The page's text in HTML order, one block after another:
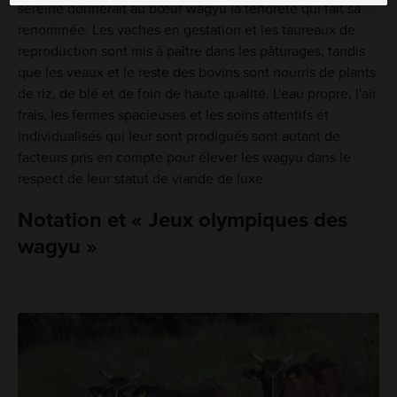
sereine donnerait au bœuf wagyu la tendreté qui fait sa
renommée. Les vaches en gestation et les taureaux de
reproduction sont mis à paître dans les pâturages, tandis
que les veaux et le reste des bovins sont nourris de plants
de riz, de blé et de foin de haute qualité. L'eau propre, l'air
frais, les fermes spacieuses et les soins attentifs et
individualisés qui leur sont prodigués sont autant de
facteurs pris en compte pour élever les wagyu dans le
respect de leur statut de viande de luxe.
Notation et « Jeux olympiques des
wagyu »